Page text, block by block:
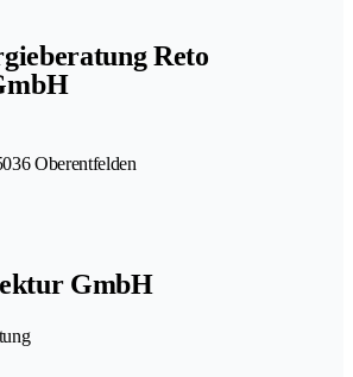
Reto
Oberentfelden
GmbH